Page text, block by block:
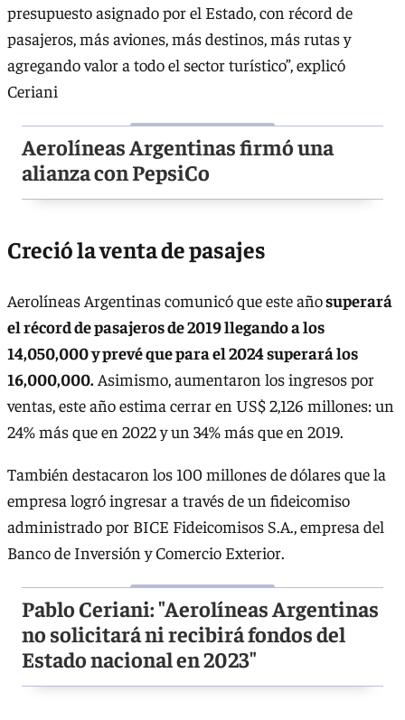
presupuesto asignado por el Estado, con récord de
pasajeros, más aviones, más destinos, más rutas y
agregando valor a todo el sector turístico”, explicó
Ceriani
Aerolíneas Argentinas firmó una
alianza con PepsiCo
Creció la venta de pasajes
Aerolíneas Argentinas comunicó que este añosuperará
el récord de pasajeros de 2019 llegando a los
14,050,000 y prevé que para el 2024 superará los
16,000,000. Asimismo, aumentaron los ingresos por
ventas, este año estima cerrar en US$ 2,126 millones: un
24% más que en 2022 y un 34% más que en 2019.
También destacaron los 100 millones de dólares que la
empresa logró ingresar a través de un fideicomiso
administrado por BICE Fideicomisos S.A., empresa del
Banco de Inversión y Comercio Exterior.
Pablo Ceriani: "Aerolíneas Argentinas
no solicitará ni recibirá fondos del
Estado nacional en 2023"